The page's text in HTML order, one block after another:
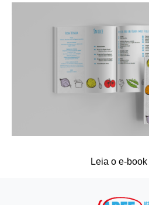
Leia o e-book